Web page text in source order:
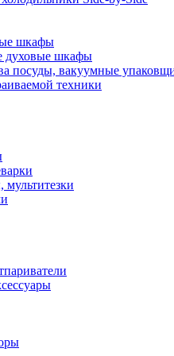
шкафы
духовые шкафы
посуды, вакуумные
техники